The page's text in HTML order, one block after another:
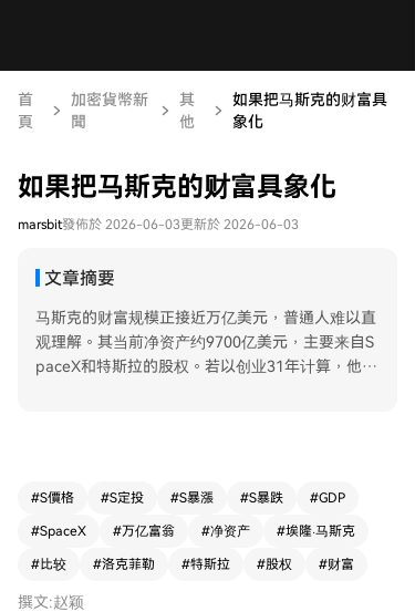
首
頁
加密貨幣新
聞
其
他
如果把马斯克的财富具
象化
如果把马斯克的财富具象化
marsbit發佈於 2026-06-03更新於 2026-06-03
文章摘要
马斯克的财富规模正接近万亿美元，普通人难以直
观理解。其当前净资产约9700亿美元，主要来自S
paceX和特斯拉的股权。若以创业31年计算，他平
财富。 财富的购买力可具象化为：购买240万套美
余、或组建一支超过1万架私人飞机的机队。 马斯
克的财富建立在电动汽车、航天和人工智能等前沿
#S價格 #S定投 #S暴漲 #S暴跌 #GDP
#SpaceX #万亿富翁 #净资产 #埃隆·马斯克
#比较 #洛克菲勒 #特斯拉 #股权 #财富
撰文:赵颖